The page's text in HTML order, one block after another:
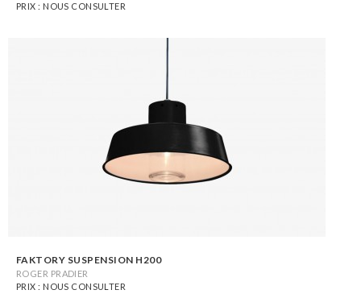
PRIX : NOUS CONSULTER
FAKTORY SUSPENSION H200
ROGER PRADIER
PRIX : NOUS CONSULTER